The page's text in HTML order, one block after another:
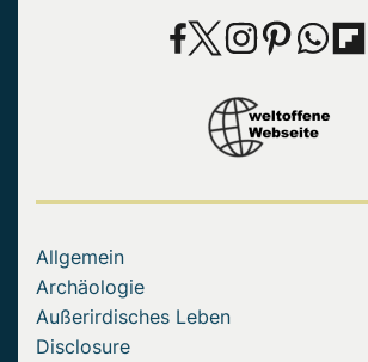
Allgemein
Archäologie
Außerirdisches Leben
Disclosure